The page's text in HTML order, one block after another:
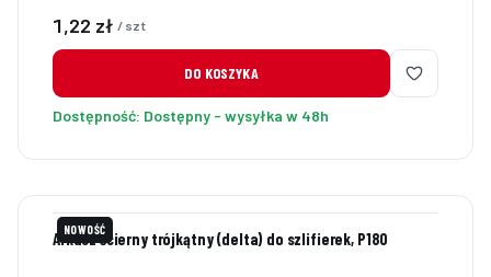
Cena
1,22 zł / szt
DO KOSZYKA
Dostępność: Dostępny - wysyłka w 48h
NOWOŚĆ
Arkusz ścierny trójkątny (delta) do szlifierek, P180